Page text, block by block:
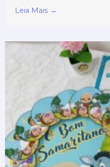
Leia Mais →